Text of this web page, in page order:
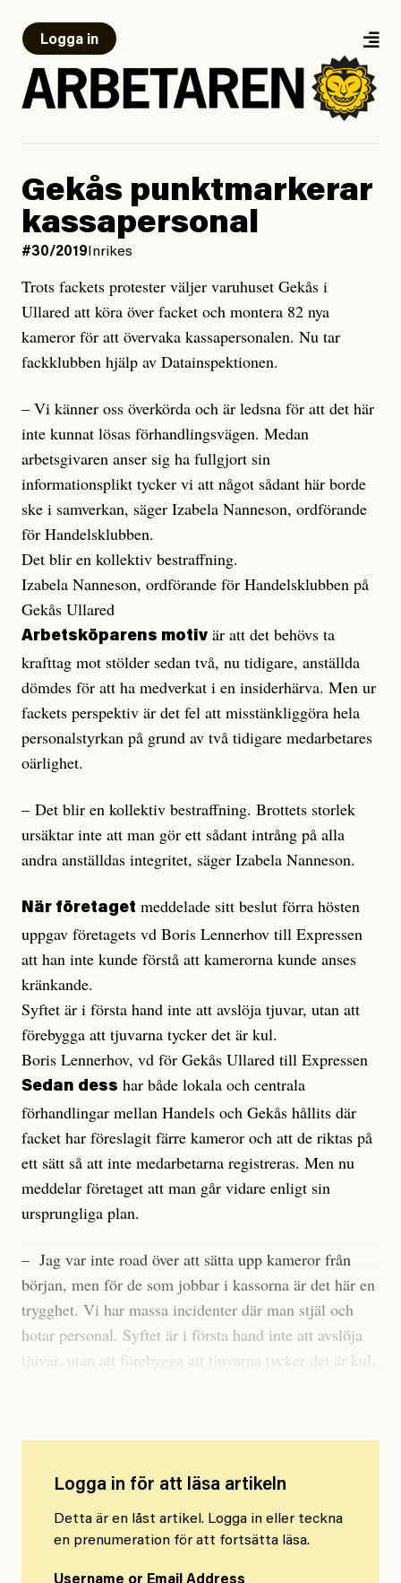
Logga in
Gekås punktmarkerar
kassapersonal
#30/2019Inrikes
Trots fackets protester väljer varuhuset Gekås i
Ullared att köra över facket och montera 82 nya
kameror för att övervaka kassapersonalen. Nu tar
fackklubben hjälp av Datainspektionen.
– Vi känner oss överkörda och är ledsna för att det här
inte kunnat lösas förhandlingsvägen. Medan
arbetsgivaren anser sig ha fullgjort sin
informationsplikt tycker vi att något sådant här borde
ske i samverkan, säger Izabela Nanneson, ordförande
för Handelsklubben.
Det blir en kollektiv bestraffning.
Izabela Nanneson, ordförande för Handelsklubben på
Gekås Ullared
Arbetsköparens motiv är att det behövs ta
krafttag mot stölder sedan två, nu tidigare, anställda
dömdes för att ha medverkat i en insiderhärva. Men ur
fackets perspektiv är det fel att misstänkliggöra hela
personalstyrkan på grund av två tidigare medarbetares
oärlighet.
– Det blir en kollektiv bestraffning. Brottets storlek
ursäktar inte att man gör ett sådant intrång på alla
andra anställdas integritet, säger Izabela Nanneson.
När företaget meddelade sitt beslut förra hösten
uppgav företagets vd Boris Lennerhov till Expressen
att han inte kunde förstå att kamerorna kunde anses
kränkande.
Syftet är i första hand inte att avslöja tjuvar, utan att
förebygga att tjuvarna tycker det är kul.
Boris Lennerhov, vd för Gekås Ullared till Expressen
Sedan dess har både lokala och centrala
förhandlingar mellan Handels och Gekås hållits där
facket har föreslagit färre kameror och att de riktas på
ett sätt så att inte medarbetarna registreras. Men nu
meddelar företaget att man går vidare enligt sin
ursprungliga plan.
– Jag var inte road över att sätta upp kameror från
början, men för de som jobbar i kassorna är det här en
trygghet. Vi har massa incidenter där man stjäl och
hotar personal. Syftet är i första hand inte att avslöja
tjuvar, utan att förebygga att tjuvarna tycker det är kul,
Logga in för att läsa artikeln
Detta är en låst artikel. Logga in eller teckna
en prenumeration för att fortsätta läsa.